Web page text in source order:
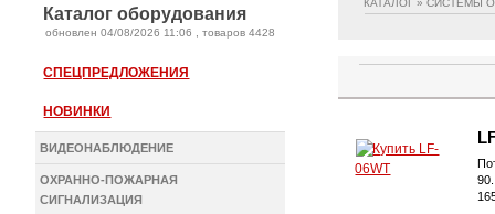
Каталог оборудования
oбновлен 04/08/2026 11:06 , товаров 4428
СПЕЦПРЕДЛОЖЕНИЯ
НОВИНКИ
ВИДЕОНАБЛЮДЕНИЕ
ОХРАННО-ПОЖАРНАЯ
СИГНАЛИЗАЦИЯ
КАТАЛОГ »СИСТЕМЫ